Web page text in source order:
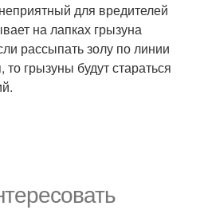
для вредителей
на лапках грызуна
рассыпать золу по линии
грызуны будут стараться